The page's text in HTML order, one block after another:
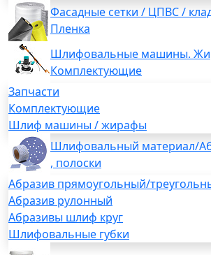
Фасадные сетки / ЦПВС /
Пленка
Шлифовальные машины.
Комплектующие
Запчасти
Комплектующие
Шлиф машины / жирафы
Шлифовальный материал/
, полоски
Абразив прямоугольный/
Абразив рулонный
Абразивы шлиф круг
Шлифовальные губки